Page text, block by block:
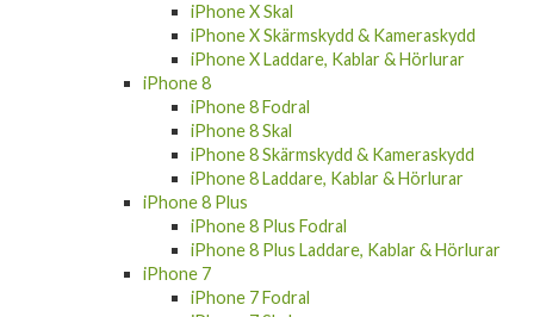
iPhone X Skal
iPhone X Skärmskydd & Kameraskydd
iPhone X Laddare, Kablar & Hörlurar
iPhone 8
iPhone 8 Fodral
iPhone 8 Skal
iPhone 8 Skärmskydd & Kameraskydd
iPhone 8 Laddare, Kablar & Hörlurar
iPhone 8 Plus
iPhone 8 Plus Fodral
iPhone 8 Plus Laddare, Kablar & Hörlurar
iPhone 7
iPhone 7 Fodral